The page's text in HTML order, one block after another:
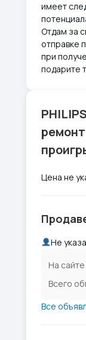
имеет
Отдам за
отправке
при
подарите
Цена не
Не
На сайте
Всего
Все